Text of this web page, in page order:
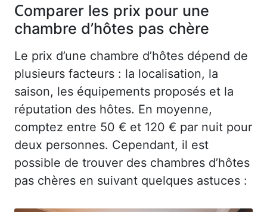
Comparer les prix pour une
chambre d’hôtes pas chère
Le prix d’une chambre d’hôtes dépend de
plusieurs facteurs : la localisation, la
saison, les équipements proposés et la
réputation des hôtes. En moyenne,
comptez entre 50 € et 120 € par nuit pour
deux personnes. Cependant, il est
possible de trouver des chambres d’hôtes
pas chères en suivant quelques astuces :